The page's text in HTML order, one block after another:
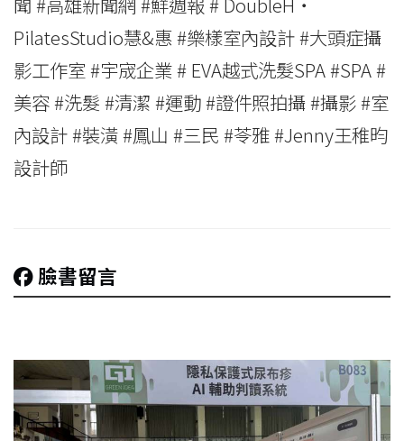
PilatesStudio慧&惠 #樂樣室內設計 #大頭症攝
影工作室 #宇宬企業 # EVA越式洗髮SPA #SPA #
美容 #洗髮 #清潔 #運動 #證件照拍攝 #攝影 #室
內設計 #裝潢 #鳳山 #三民 #苓雅 #Jenny王稚昀
設計師
臉書留言